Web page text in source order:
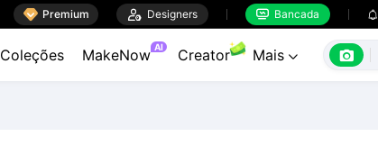
 Premium  Designers  Bancada 
Coleções MakeNow AI Creator Mais  